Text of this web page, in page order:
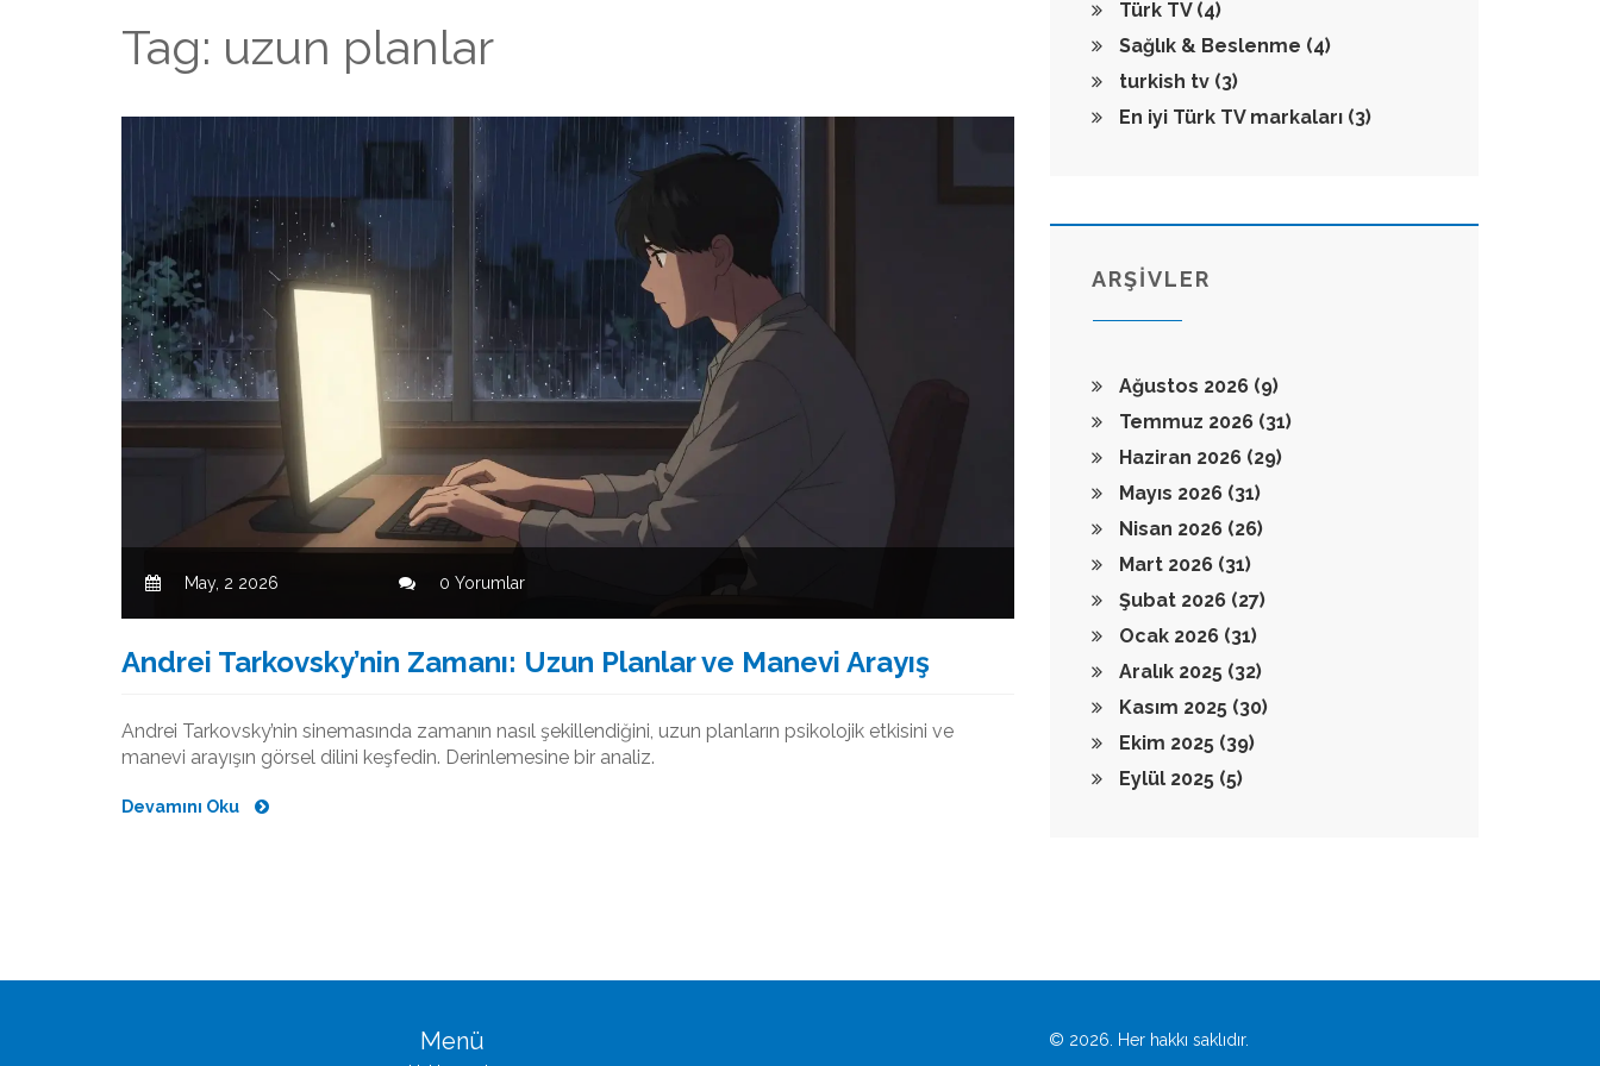
Tag: uzun planlar
May, 2 2026 0 Yorumlar
Andrei Tarkovsky’nin Zamanı: Uzun Planlar ve Manevi Arayış
Andrei Tarkovsky’nin sinemasında zamanın nasıl şekillendiğini, uzun planların psikolojik etkisini ve
manevi arayışın görsel dilini keşfedin. Derinlemesine bir analiz.
Devamını Oku
Türk TV (4)
Sağlık & Beslenme (4)
turkish tv (3)
En iyi Türk TV markaları (3)
ARŞİVLER
Ağustos 2026 (9)
Temmuz 2026 (31)
Haziran 2026 (29)
Mayıs 2026 (31)
Nisan 2026 (26)
Mart 2026 (31)
Şubat 2026 (27)
Ocak 2026 (31)
Aralık 2025 (32)
Kasım 2025 (30)
Ekim 2025 (39)
Eylül 2025 (5)
Menü © 2026. Her hakkı saklıdır.